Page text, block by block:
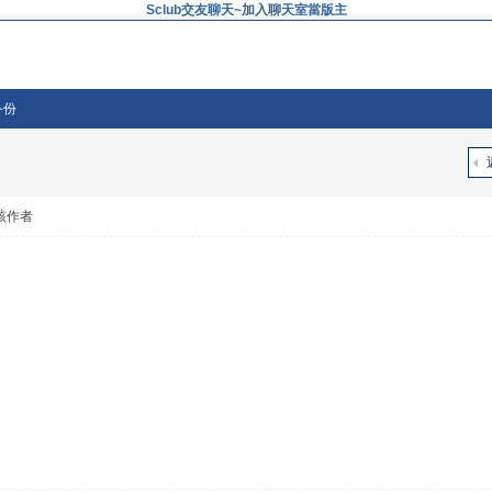
Sclub交友聊天~加入聊天室當版主
份
作者